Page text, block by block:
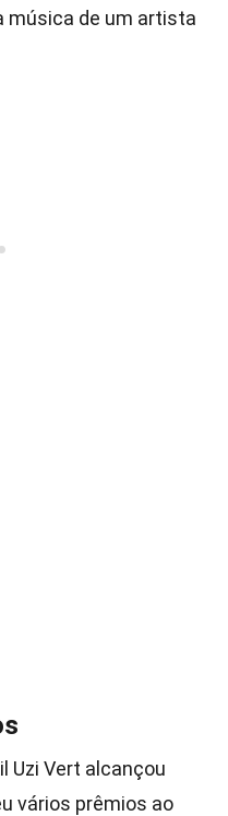
música de um artista
Uzi Vert alcançou
vários prêmios ao